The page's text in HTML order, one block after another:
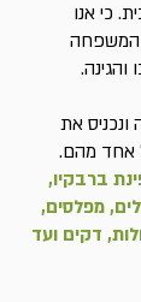
כי אנו
המשפחה
והגינה.
ונכניס את
אחד מהם.
ברבקיו,
מפלסים,
דקים ועד